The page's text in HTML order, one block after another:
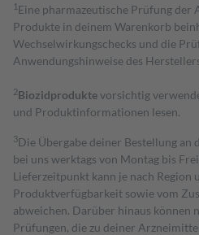
1 Eine pharmazeutische Prüfung der
Produkte in deinem Warenkorb
Wechselwirkungschecks und die
Anwendungshinweise des
2Biozidproduktevorsichtig
und Produktinformationen lesen.
3Die Übergabe deiner Bestellung
bei uns werktags von Montag bis
Lieferzeitpunkt kann je nach Region
Produktverfügbarkeit sowie vom
abweichen. Darüber hinaus können
Prüfungen, die zu deiner